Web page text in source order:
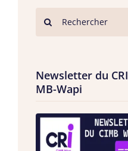
Newsletter du CRI
MB-Wapi